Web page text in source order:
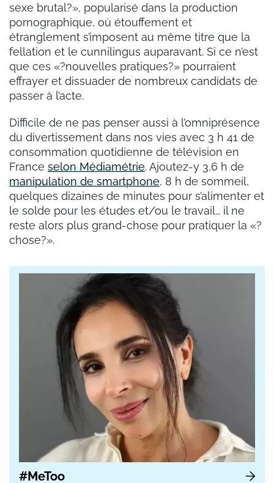
sexe brutal?», popularisé dans la production
pornographique, où étouffement et
étranglement s’imposent au même titre que la
fellation et le cunnilingus auparavant. Si ce n’est
que ces «?nouvelles pratiques?» pourraient
effrayer et dissuader de nombreux candidats de
passer à l’acte.
Difficile de ne pas penser aussi à l’omniprésence
du divertissement dans nos vies avec 3 h 41 de
consommation quotidienne de télévision en
France selon Médiamétrie. Ajoutez-y 3,6 h de
manipulation de smartphone, 8 h de sommeil,
quelques dizaines de minutes pour s’alimenter et
le solde pour les études et/ou le travail… il ne
reste alors plus grand-chose pour pratiquer la «?
chose?».
#MeToo